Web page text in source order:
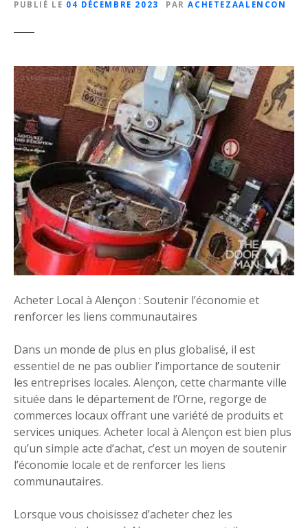
PUBLIÉ LE 04 DÉCEMBRE 2023 PAR ACHETEZAALENCON
Acheter Local à Alençon : Soutenir l’économie et
renforcer les liens communautaires
Dans un monde de plus en plus globalisé, il est
essentiel de ne pas oublier l’importance de soutenir
les entreprises locales. Alençon, cette charmante ville
située dans le département de l’Orne, regorge de
commerces locaux offrant une variété de produits et
services uniques. Acheter local à Alençon est bien plus
qu’un simple acte d’achat, c’est un moyen de soutenir
l’économie locale et de renforcer les liens
communautaires.
Lorsque vous choisissez d’acheter chez les